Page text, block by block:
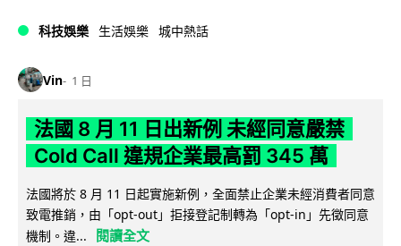
科技娛樂 生活娛樂 城中熱話
Vin 1 日
法國 8 月 11 日出新例 未經同意嚴禁
Cold Call 違規企業最高罰 345 萬
法國將於 8 月 11 日起實施新例，全面禁止企業未經消費者同意
致電推銷，由「opt-out」拒接登記制轉為「opt-in」先徵同意
機制。違...
閱讀全文